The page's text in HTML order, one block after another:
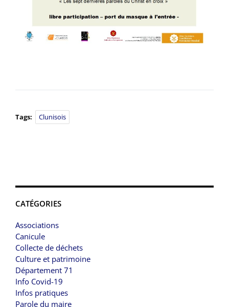
CATÉGORIES
Associations
Canicule
Collecte de déchets
Culture et patrimoine
Département 71
Info Covid-19
Infos pratiques
Parole du maire
Tags: Clunisois